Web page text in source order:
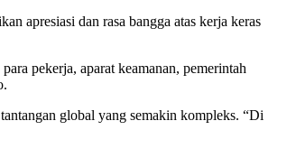
apresiasi dan rasa bangga atas kerja keras
pekerja, aparat keamanan, pemerintah
global yang semakin kompleks. “Di